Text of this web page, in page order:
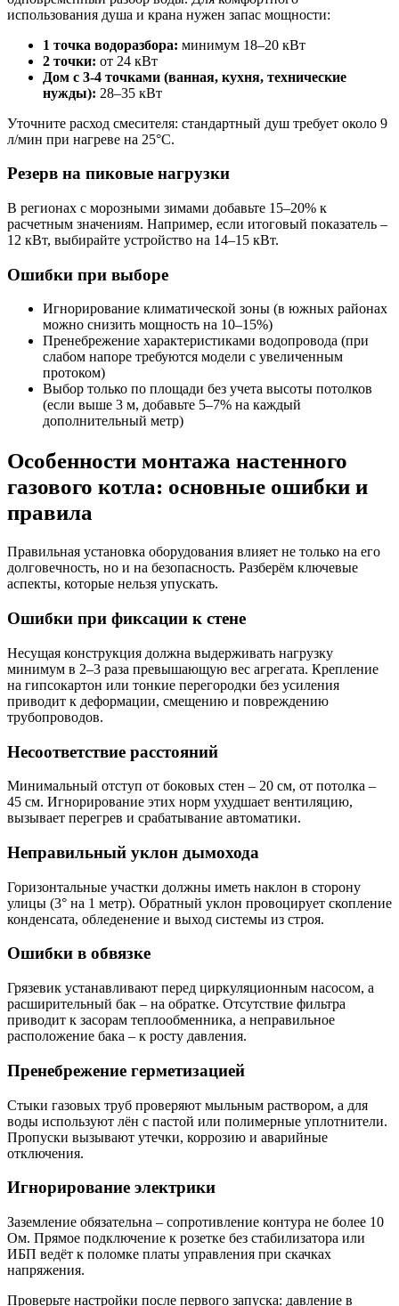
использования душа и крана нужен запас мощности:
1 точка водоразбора: минимум 18–20 кВт
2 точки: от 24 кВт
Дом с 3-4 точками (ванная, кухня, технические
нужды): 28–35 кВт
Уточните расход смесителя: стандартный душ требует около 9
л/мин при нагреве на 25°C.
Резерв на пиковые нагрузки
В регионах с морозными зимами добавьте 15–20% к
расчетным значениям. Например, если итоговый показатель –
12 кВт, выбирайте устройство на 14–15 кВт.
Ошибки при выборе
Игнорирование климатической зоны (в южных районах
можно снизить мощность на 10–15%)
Пренебрежение характеристиками водопровода (при
слабом напоре требуются модели с увеличенным
протоком)
Выбор только по площади без учета высоты потолков
(если выше 3 м, добавьте 5–7% на каждый
дополнительный метр)
Особенности монтажа настенного
газового котла: основные ошибки и
правила
Правильная установка оборудования влияет не только на его
долговечность, но и на безопасность. Разберём ключевые
аспекты, которые нельзя упускать.
Ошибки при фиксации к стене
Несущая конструкция должна выдерживать нагрузку
минимум в 2–3 раза превышающую вес агрегата. Крепление
на гипсокартон или тонкие перегородки без усиления
приводит к деформации, смещению и повреждению
трубопроводов.
Несоответствие расстояний
Минимальный отступ от боковых стен – 20 см, от потолка –
45 см. Игнорирование этих норм ухудшает вентиляцию,
вызывает перегрев и срабатывание автоматики.
Неправильный уклон дымохода
Горизонтальные участки должны иметь наклон в сторону
улицы (3° на 1 метр). Обратный уклон провоцирует скопление
конденсата, обледенение и выход системы из строя.
Ошибки в обвязке
Грязевик устанавливают перед циркуляционным насосом, а
расширительный бак – на обратке. Отсутствие фильтра
приводит к засорам теплообменника, а неправильное
расположение бака – к росту давления.
Пренебрежение герметизацией
Стыки газовых труб проверяют мыльным раствором, а для
воды используют лён с пастой или полимерные уплотнители.
Пропуски вызывают утечки, коррозию и аварийные
отключения.
Игнорирование электрики
Заземление обязательна – сопротивление контура не более 10
Ом. Прямое подключение к розетке без стабилизатора или
ИБП ведёт к поломке платы управления при скачках
напряжения.
Проверьте настройки после первого запуска: давление в